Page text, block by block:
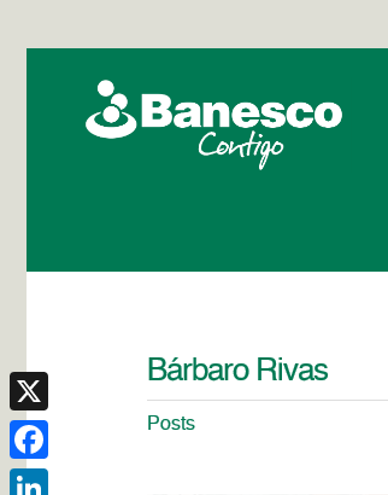
Bárbaro Rivas
Posts
X
Facebook